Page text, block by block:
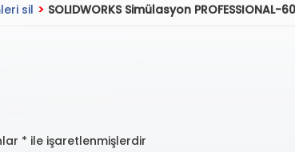
sil > SOLIDWORKS Simülasyon PROFESSIONAL-
* ile işaretlenmişlerdir